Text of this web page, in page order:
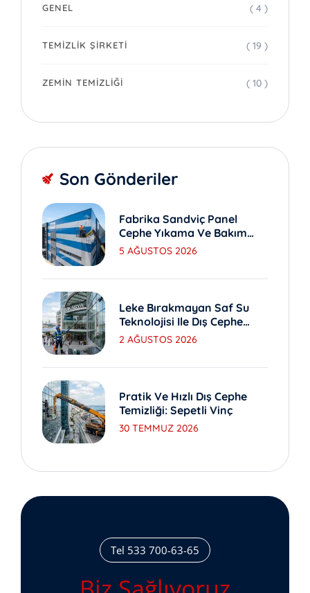
GENEL ( 4 )
TEMIZLIK ŞIRKETI ( 19 )
ZEMIN TEMIZLIĞI ( 10 )
Son Gönderiler
Fabrika Sandviç Panel
Cephe Yıkama Ve Bakım
Yöntemleri
5 AĞUSTOS 2026
Leke Bırakmayan Saf Su
Teknolojisi Ile Dış Cephe
Yıkama
2 AĞUSTOS 2026
Pratik Ve Hızlı Dış Cephe
Temizliği: Sepetli Vinç
30 TEMMUZ 2026
Tel 533 700-63-65